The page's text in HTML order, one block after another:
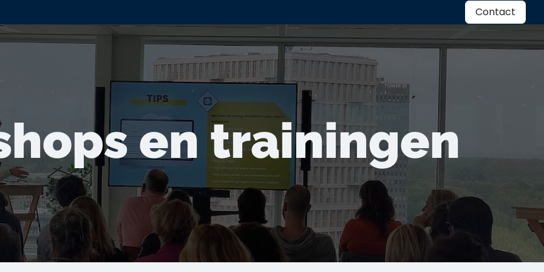
Contact
en trainingen